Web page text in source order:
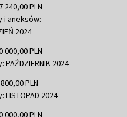
240,00 PLN
i aneksów:
2024
000,00 PLN
2024
PLN
2024
000,00 PLN